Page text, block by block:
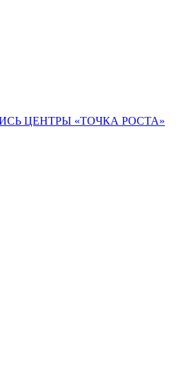
ЦЕНТРЫ «ТОЧКА РОСТА»